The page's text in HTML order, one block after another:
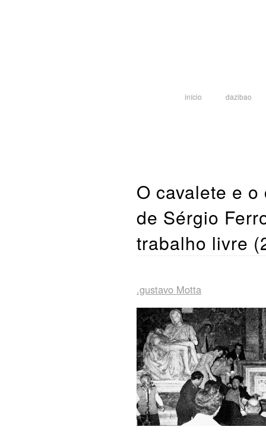
início dazibao
O cavalete e
de Sérgio
trabalho livre
.gustavo Motta